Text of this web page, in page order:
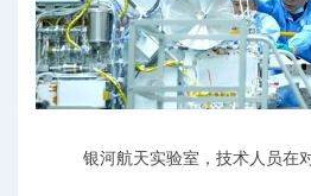
银河航天实验室，技术人员在